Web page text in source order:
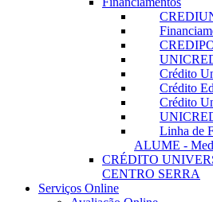
Crédito
Crédito
Crédito
Linha de
ALUME -
CRÉDITO
CENTRO SERRA
Serviços Online